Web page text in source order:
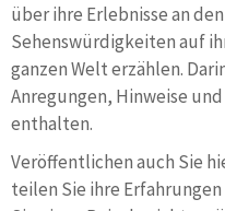
über ihre Erlebnisse an
Sehenswürdigkeiten auf
ganzen Welt erzählen.
Anregungen, Hinweise
enthalten.
Veröffentlichen auch Sie
teilen Sie ihre